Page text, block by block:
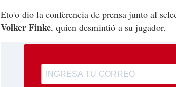
Eto'o dio la conferencia de prensa junto al
Volker Finke, quien desmintió a su jugador.